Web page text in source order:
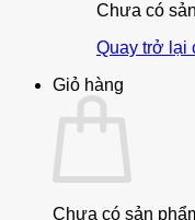
Chưa có
Quay trở lại
Giỏ hàng
Chưa có sản